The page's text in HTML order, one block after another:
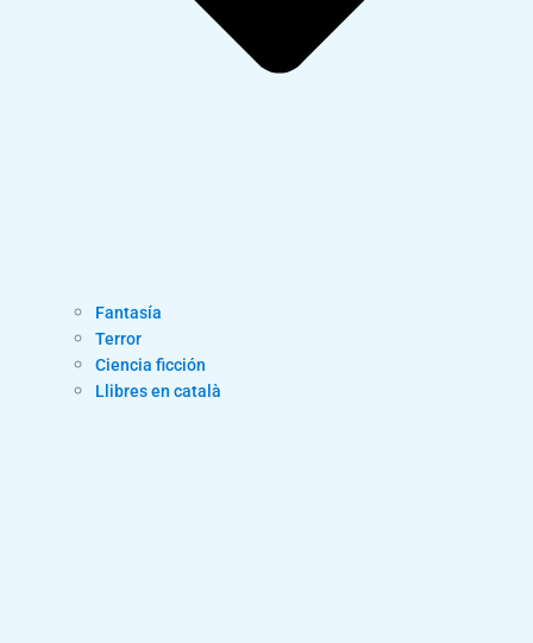
Fantasía
Terror
Ciencia ficción
Llibres en català